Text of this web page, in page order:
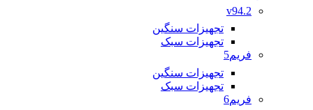
v94.2
تجهیزات سنگین
تجهیزات سبک
فریم5
تجهیزات سنگین
تجهیزات سبک
فریم6